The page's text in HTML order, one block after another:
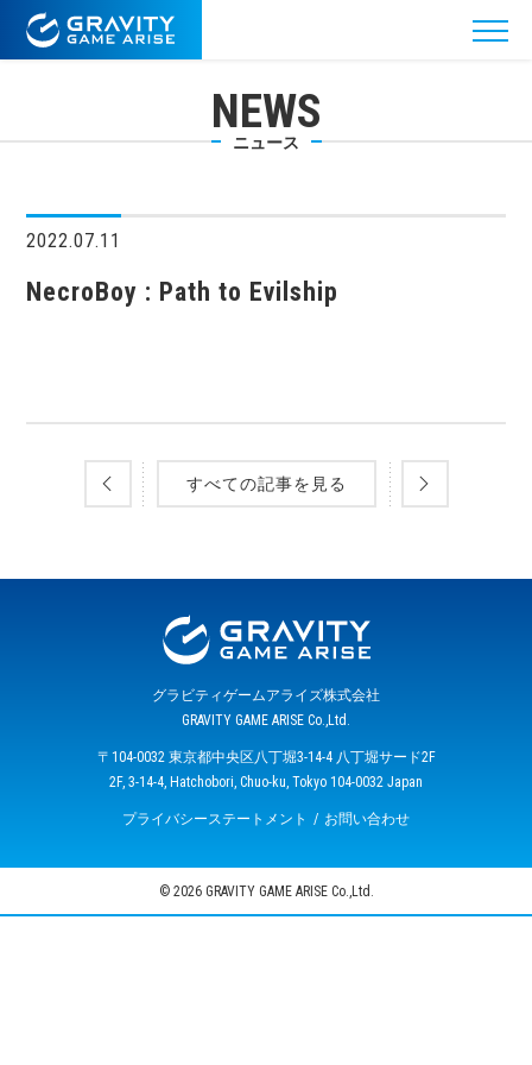
NEWS
ニュース
2022.07.11
NecroBoy : Path to Evilship
すべての記事を見る
グラビティゲームアライズ株式会社
GRAVITY GAME ARISE Co.,Ltd.
〒104-0032 東京都中央区八丁堀3-14-4 八丁堀サード2F
2F, 3-14-4, Hatchobori, Chuo-ku, Tokyo 104-0032 Japan
プライバシーステートメント お問い合わせ
© 2026 GRAVITY GAME ARISE Co.,Ltd.